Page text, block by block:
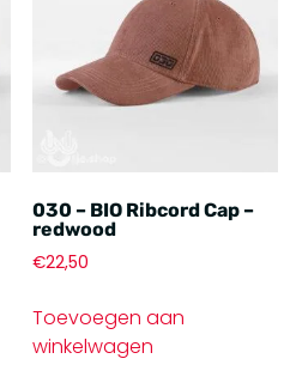
030 – BIO Ribcord Cap –
redwood
€22,50
Toevoegen aan
winkelwagen